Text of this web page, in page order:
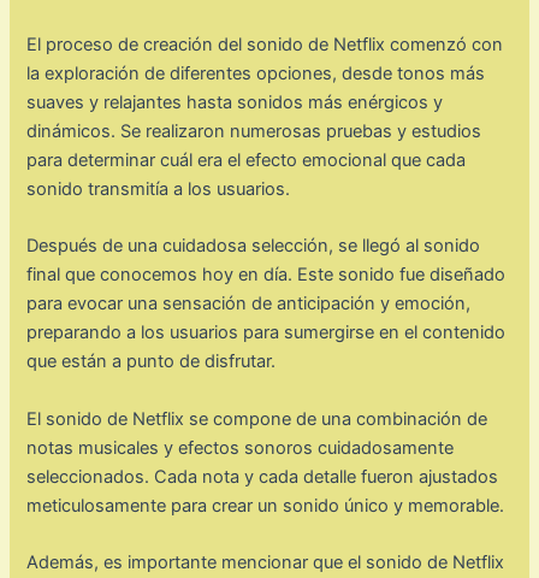
El proceso de creación del sonido de Netflix comenzó con
la exploración de diferentes opciones, desde tonos más
suaves y relajantes hasta sonidos más enérgicos y
dinámicos. Se realizaron numerosas pruebas y estudios
para determinar cuál era el efecto emocional que cada
sonido transmitía a los usuarios.
Después de una cuidadosa selección, se llegó al sonido
final que conocemos hoy en día. Este sonido fue diseñado
para evocar una sensación de anticipación y emoción,
preparando a los usuarios para sumergirse en el contenido
que están a punto de disfrutar.
El sonido de Netflix se compone de una combinación de
notas musicales y efectos sonoros cuidadosamente
seleccionados. Cada nota y cada detalle fueron ajustados
meticulosamente para crear un sonido único y memorable.
Además, es importante mencionar que el sonido de Netflix